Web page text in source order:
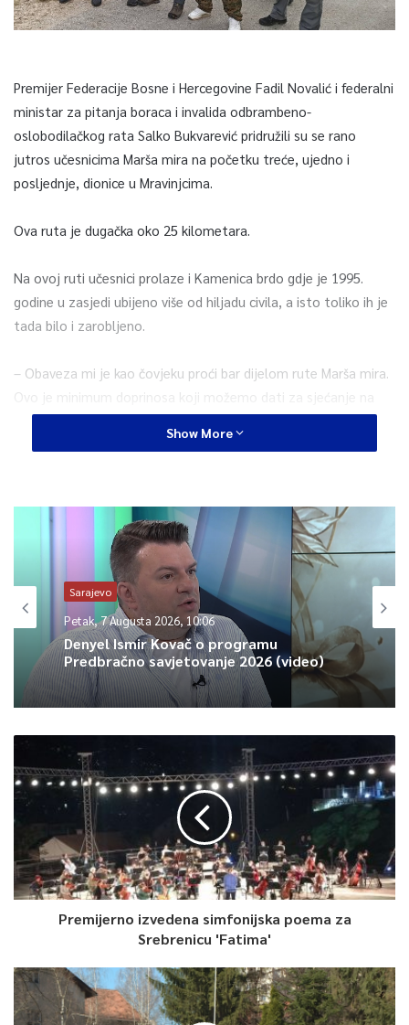
Premijer Federacije Bosne i Hercegovine Fadil Novalić i federalni
ministar za pitanja boraca i invalida odbrambeno-
oslobodilačkog rata Salko Bukvarević pridružili su se rano
jutros učesnicima Marša mira na početku treće, ujedno i
posljednje, dionice u Mravinjcima.
Ova ruta je dugačka oko 25 kilometara.
Na ovoj ruti učesnici prolaze i Kamenica brdo gdje je 1995.
godine u zasjedi ubijeno više od hiljadu civila, a isto toliko ih je
tada bilo i zarobljeno.
– Obaveza mi je kao čovjeku proći bar dijelom rute Marša mira.
Ovo je minimum doprinosa koji možemo dati za sjećanje na
sve one koji su jula 1995. prošli ovim putem iz Srebrenice, ali i
Ovogodišnji Marš mira, 16. po redu, organizovan je u specifičnim
uslovima zbog pandemije koronavirusa. Upravo iz mjera
predostrožnosti, organizovane su grupe u kojima je manje od
50 učesnika.
0
Article Rating
Show More
Sarajevo
Petak, 7 Augusta 2026, 10:06
Denyel Ismir Kovač o programu
Predbračno savjetovanje 2026 (video)
Premijerno izvedena simfonijska poema za
Srebrenicu 'Fatima'